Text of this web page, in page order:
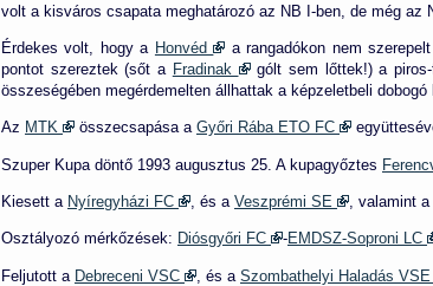
volt a kisváros csapata meghatározó az NB I-ben, de még az
Érdekes volt, hogy a Honvéd a rangadókon nem
pontot szereztek (sőt a Fradinak
gólt sem lőttek!) a piros-
összeségében megérdemelten állhattak a képzeletbeli dobogó
Az MTK összecsapása a Győri Rába ETO FC
Szuper Kupa döntő 1993 augusztus 25. A kupagyőztes
Kiesett a Nyíregyházi FC , és a Veszprémi SE , valamint
Osztályozó mérkőzések: Diósgyőri FC -EMDSZ-Soproni LC
Feljutott a Debreceni VSC , és a Szombathelyi Haladás VSE